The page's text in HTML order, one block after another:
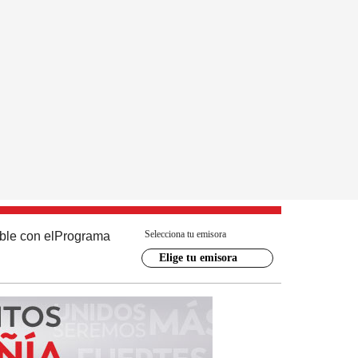
con el Programa Selecciona tu emisora
Elige tu emisora